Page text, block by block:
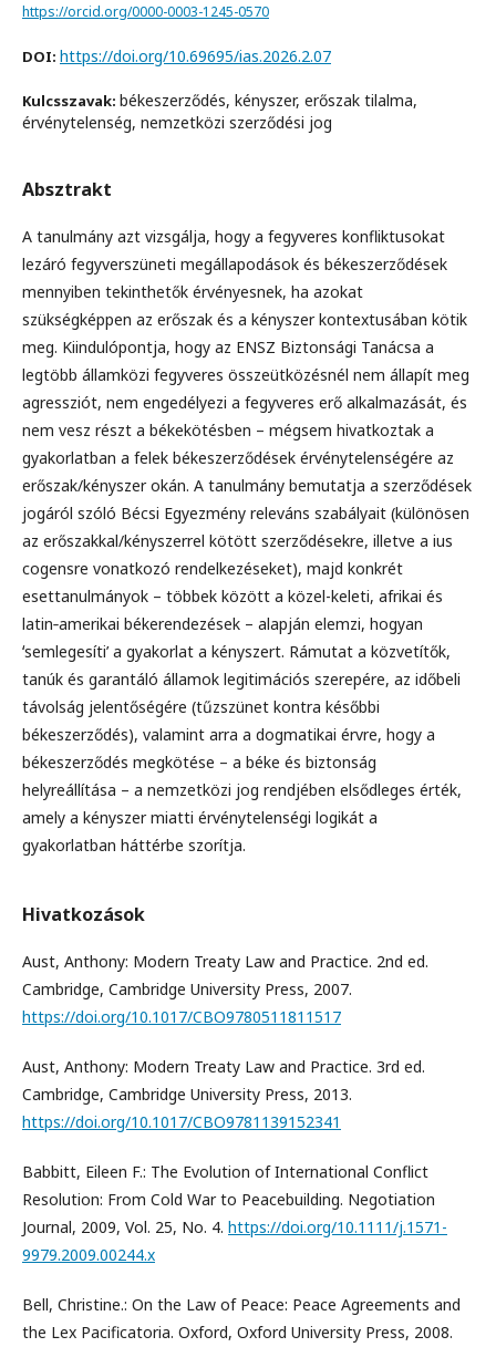
https://orcid.org/0000-0003-1245-0570
DOI: https://doi.org/10.69695/ias.2026.2.07
Kulcsszavak: békeszerződés, kényszer, erőszak tilalma,
érvénytelenség, nemzetközi szerződési jog
Absztrakt
A tanulmány azt vizsgálja, hogy a fegyveres konfliktusokat
lezáró fegyverszüneti megállapodások és békeszerződések
mennyiben tekinthetők érvényesnek, ha azokat
szükségképpen az erőszak és a kényszer kontextusában kötik
meg. Kiindulópontja, hogy az ENSZ Biztonsági Tanácsa a
legtöbb államközi fegyveres összeütközésnél nem állapít meg
agressziót, nem engedélyezi a fegyveres erő alkalmazását, és
nem vesz részt a békekötésben – mégsem hivatkoztak a
gyakorlatban a felek békeszerződések érvénytelenségére az
erőszak/kényszer okán. A tanulmány bemutatja a szerződések
jogáról szóló Bécsi Egyezmény releváns szabályait (különösen
az erőszakkal/kényszerrel kötött szerződésekre, illetve a ius
cogensre vonatkozó rendelkezéseket), majd konkrét
esettanulmányok – többek között a közel-keleti, afrikai és
latin‑amerikai békerendezések – alapján elemzi, hogyan
ʻsemlegesíti’ a gyakorlat a kényszert. Rámutat a közvetítők,
tanúk és garantáló államok legitimációs szerepére, az időbeli
távolság jelentőségére (tűzszünet kontra későbbi
békeszerződés), valamint arra a dogmatikai érvre, hogy a
békeszerződés megkötése – a béke és biztonság
helyreállítása – a nemzetközi jog rendjében elsődleges érték,
amely a kényszer miatti érvénytelenségi logikát a
gyakorlatban háttérbe szorítja.
Hivatkozások
Aust, Anthony: Modern Treaty Law and Practice. 2nd ed.
Cambridge, Cambridge University Press, 2007.
https://doi.org/10.1017/CBO9780511811517
Aust, Anthony: Modern Treaty Law and Practice. 3rd ed.
Cambridge, Cambridge University Press, 2013.
https://doi.org/10.1017/CBO9781139152341
Babbitt, Eileen F.: The Evolution of International Conflict
Resolution: From Cold War to Peacebuilding. Negotiation
Journal, 2009, Vol. 25, No. 4. https://doi.org/10.1111/j.1571-
9979.2009.00244.x
Bell, Christine.: On the Law of Peace: Peace Agreements and
the Lex Pacificatoria. Oxford, Oxford University Press, 2008.